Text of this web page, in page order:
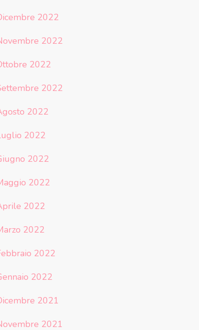
2022
2022
2022
2022
2022
2022
2022
2022
2022
2022
2022
2022
2021
2021